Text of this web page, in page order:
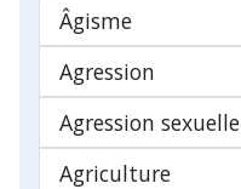
Âgisme
Agression
Agression sexuelle
Agriculture